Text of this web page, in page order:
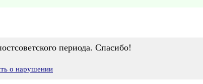
периода. Спасибо!
о нарушении